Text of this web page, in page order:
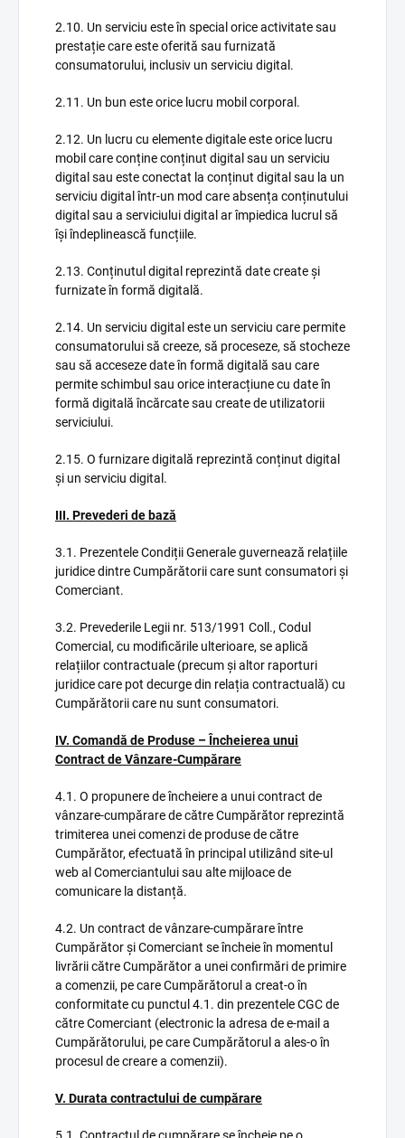
2.10. Un serviciu este în special orice activitate sau
prestație care este oferită sau furnizată
consumatorului, inclusiv un serviciu digital.
2.11. Un bun este orice lucru mobil corporal.
2.12. Un lucru cu elemente digitale este orice lucru
mobil care conține conținut digital sau un serviciu
digital sau este conectat la conținut digital sau la un
serviciu digital într-un mod care absența conținutului
digital sau a serviciului digital ar împiedica lucrul să
își îndeplinească funcțiile.
2.13. Conținutul digital reprezintă date create și
furnizate în formă digitală.
2.14. Un serviciu digital este un serviciu care permite
consumatorului să creeze, să proceseze, să stocheze
sau să acceseze date în formă digitală sau care
permite schimbul sau orice interacțiune cu date în
formă digitală încărcate sau create de utilizatorii
serviciului.
2.15. O furnizare digitală reprezintă conținut digital
și un serviciu digital.
III. Prevederi de bază
3.1. Prezentele Condiții Generale guvernează relațiile
juridice dintre Cumpărătorii care sunt consumatori și
Comerciant.
3.2. Prevederile Legii nr. 513/1991 Coll., Codul
Comercial, cu modificările ulterioare, se aplică
relațiilor contractuale (precum și altor raporturi
juridice care pot decurge din relația contractuală) cu
Cumpărătorii care nu sunt consumatori.
IV. Comandă de Produse – Încheierea unui
Contract de Vânzare-Cumpărare
4.1. O propunere de încheiere a unui contract de
vânzare-cumpărare de către Cumpărător reprezintă
trimiterea unei comenzi de produse de către
Cumpărător, efectuată în principal utilizând site-ul
web al Comerciantului sau alte mijloace de
comunicare la distanță.
4.2. Un contract de vânzare-cumpărare între
Cumpărător și Comerciant se încheie în momentul
livrării către Cumpărător a unei confirmări de primire
a comenzii, pe care Cumpărătorul a creat-o în
conformitate cu punctul 4.1. din prezentele CGC de
către Comerciant (electronic la adresa de e-mail a
Cumpărătorului, pe care Cumpărătorul a ales-o în
procesul de creare a comenzii).
V. Durata contractului de cumpărare